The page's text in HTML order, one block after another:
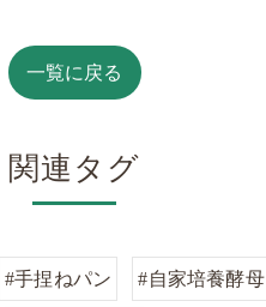
一覧に戻る
関連タグ
#手捏ねパン #自家培養酵母